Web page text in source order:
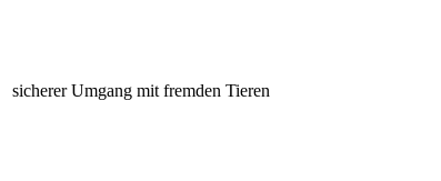
sicherer Umgang mit fremden Tieren